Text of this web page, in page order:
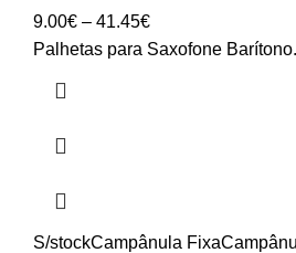
9.00€ – 41.45€Price
range:
Palhetas para Saxofone Barítono.
S/stockCampânula Fixa